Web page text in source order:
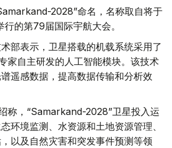
2028”命名，名称取自将于
的第79届国际宇航大会。
部表示，卫星搭载的机载系统采用了
家自主研发的人工智能模块。该技术
遥感数据，提高数据传输和分析效
称，“Samarkand-2028”卫星投入运
环境监测、水资源和土地资源管理、
以及自然灾害和突发事件预测等领